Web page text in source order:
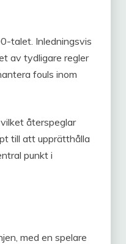
talet. Inledningsvis
av tydligare regler
fouls inom
återspeglar
till att upprätthålla
punkt i
med en spelare